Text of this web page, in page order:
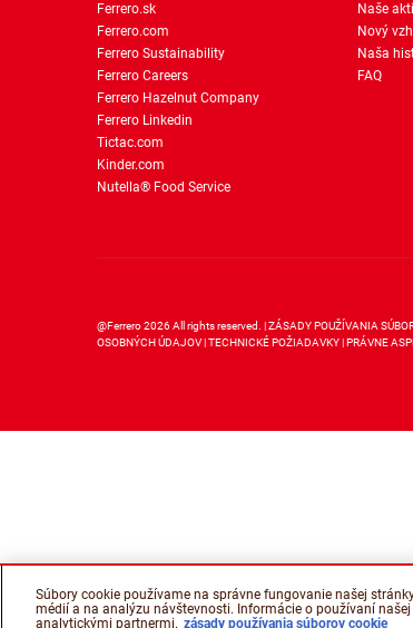
Ferrero.sk
Ferrero.com
Ferrero Sustainability
Ferrero Careers
Ferrero Hazelnut Company
Ferrero Linkedin
Tictac.com
Kinder.com
Nutella® Food Service
Naše
Nový
Naša
FAQ
@Ferrero 2026 All rights reserved. ZÁSADY POUŽÍVANIA
OSOBNÝCH ÚDAJOV TECHNICKÉ POŽIADAVKY PRÁVNE
Súbory cookie používame na správne fungovanie našej
médií a na analýzu návštevnosti. Informácie o používaní
analytickými partnermi. zásady používania súborov cookie